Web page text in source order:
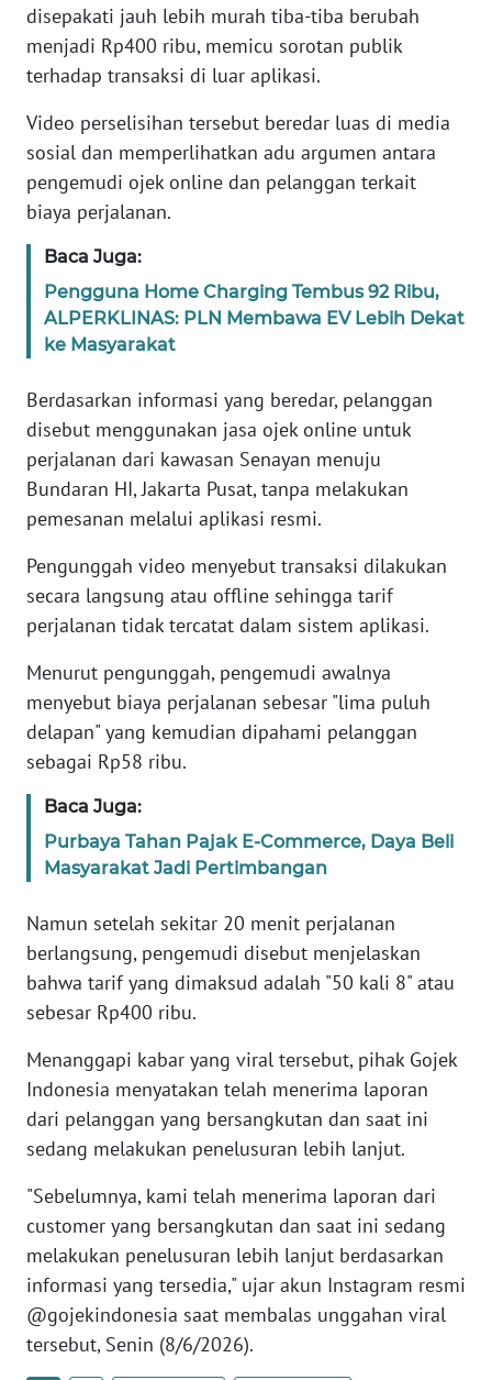
disepakati jauh lebih murah tiba-tiba berubah
menjadi Rp400 ribu, memicu sorotan publik
terhadap transaksi di luar aplikasi.
Video perselisihan tersebut beredar luas di media
sosial dan memperlihatkan adu argumen antara
pengemudi ojek online dan pelanggan terkait
biaya perjalanan.
Baca Juga:
Pengguna Home Charging Tembus 92 Ribu,
ALPERKLINAS: PLN Membawa EV Lebih Dekat
ke Masyarakat
Berdasarkan informasi yang beredar, pelanggan
disebut menggunakan jasa ojek online untuk
perjalanan dari kawasan Senayan menuju
Bundaran HI, Jakarta Pusat, tanpa melakukan
pemesanan melalui aplikasi resmi.
Pengunggah video menyebut transaksi dilakukan
secara langsung atau offline sehingga tarif
perjalanan tidak tercatat dalam sistem aplikasi.
Menurut pengunggah, pengemudi awalnya
menyebut biaya perjalanan sebesar "lima puluh
delapan" yang kemudian dipahami pelanggan
sebagai Rp58 ribu.
Baca Juga:
Purbaya Tahan Pajak E-Commerce, Daya Beli
Masyarakat Jadi Pertimbangan
Namun setelah sekitar 20 menit perjalanan
berlangsung, pengemudi disebut menjelaskan
bahwa tarif yang dimaksud adalah "50 kali 8" atau
sebesar Rp400 ribu.
Menanggapi kabar yang viral tersebut, pihak Gojek
Indonesia menyatakan telah menerima laporan
dari pelanggan yang bersangkutan dan saat ini
sedang melakukan penelusuran lebih lanjut.
"Sebelumnya, kami telah menerima laporan dari
customer yang bersangkutan dan saat ini sedang
melakukan penelusuran lebih lanjut berdasarkan
informasi yang tersedia," ujar akun Instagram resmi
@gojekindonesia saat membalas unggahan viral
tersebut, Senin (8/6/2026).
KONTAK
KAMI
INFO
IKLAN
TENTANG
KAMI
PEDOMAN
MEDIA
SIBER
REDAKSI
Wahana
Regional
SUMUT
WN
JAKARTA
JABAR
BANTEN
WN
NTT
WN
KEPRI
WN
WN
PAPUA
BARAT
WN
RIAU